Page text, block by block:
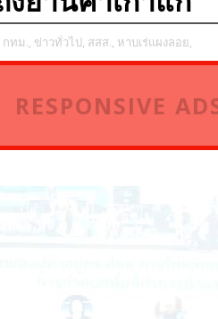
กทม., ข่าวทั่วไป, สสส., หาบเร่แผงลอย,
RESPONSIVE